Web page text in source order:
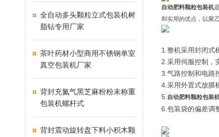
全自动多头颗粒立式包装机树
脂钻专用厂家
茶叶药材小型商用不锈钢单室
真空包装机厂家
背封充氮气黑芝麻粉粉末称重
包装机螺杆式
背封震动旋转盘下料小积木颗
自动肥料颗粒包装机
和实用的优点，以聚
1.整机采用封闭式
2.采用伺服控制，
3.气路控制和电路
4.采用外置式放膜
5. 自动肥料颗粒包装
6.包装袋的偏差调